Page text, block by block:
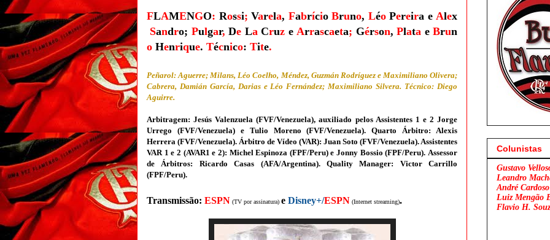
FLAMENGO: Rossi; Varela, Fabrício Bruno, Léo Pereira e Alex
Sandro; Pulgar, De La Cruz eArrascaeta; Gérson, Plata e Brun
o Henrique. Técnico: Tite.
Peñarol: Aguerre; Milans, Léo Coelho, Méndez, Guzmán Rodríguez e Maximiliano Olivera;
Cabrera, Damián García, Darias e Léo Fernández; Maximiliano Silvera. Técnico: Diego
Aguirre.
Arbitragem: Jesús Valenzuela (FVF/Venezuela), auxiliado pelos Assistentes 1 e 2 Jorge
Urrego (FVF/Venezuela) e Tulio Moreno (FVF/Venezuela). Quarto Árbitro: Alexis
Herrera (FVF/Venezuela). Árbitro de Vídeo (VAR): Juan Soto (FVF/Venezuela). Assistentes
VAR 1 e 2 (AVAR1 e 2): Michel Espinoza (FPF/Peru) e Jonny Bossio (FPF/Peru).Assessor
de Árbitros: Ricardo Casas (AFA/Argentina). Quality Manager: Victor Carrillo
(FPF/Peru).
Transmissão: ESPN (TV por assinatura) e Disney+/ESPN (Internet streaming).
Colunistas
Gustavo
Leandro
André Cardoso
Luiz Mengão
Flavio H.